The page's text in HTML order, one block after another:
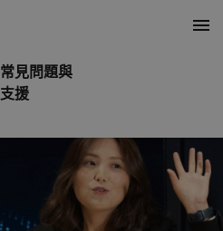
常見問題與
支援